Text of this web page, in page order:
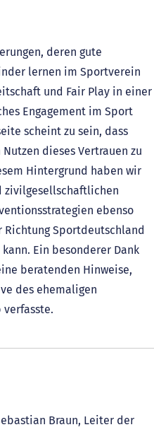
deren gute
lernen im Sportverein
und Fair Play in einer
Engagement im Sport
scheint zu sein, dass
dieses Vertrauen zu
Hintergrund haben wir
zivilgesellschaftlichen
ebenso
Richtung Sportdeutschland
Ein besonderer Dank
beratenden Hinweise,
des ehemaligen
Braun, Leiter der